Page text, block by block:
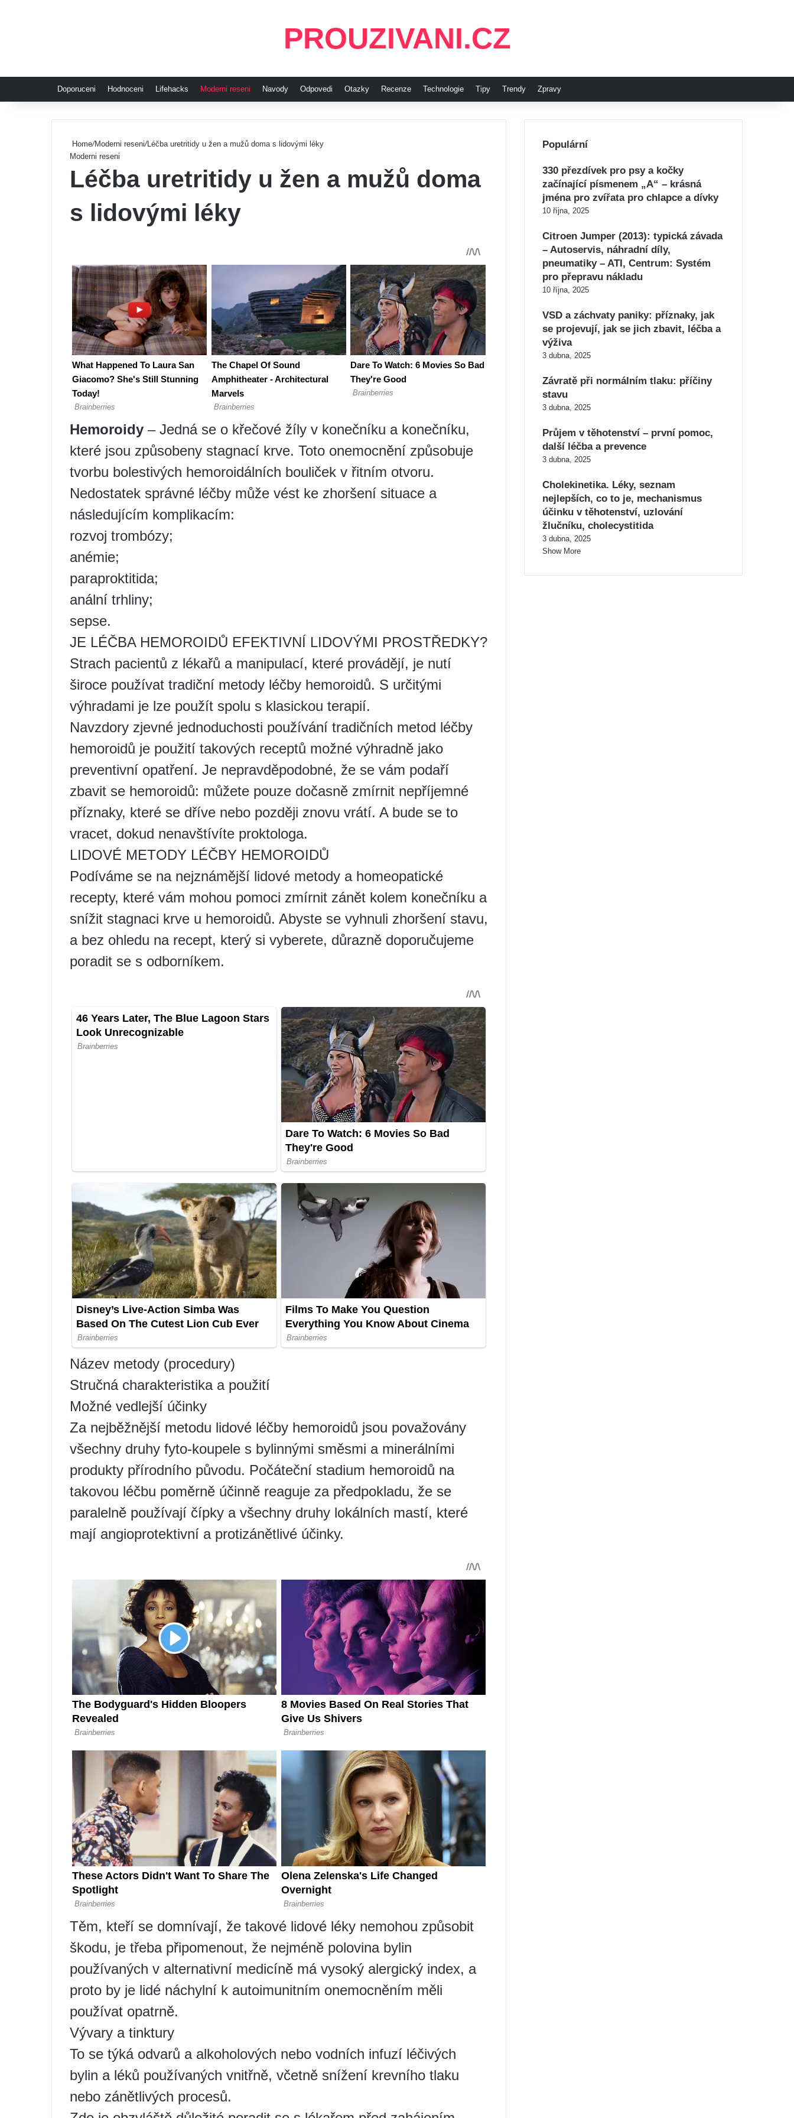
PROUZIVANI.CZ
Doporuceni Hodnoceni Lifehacks Moderni reseni Navody Odpovedi Otazky Recenze Technologie Tipy Trendy Zpravy
Home/Moderni reseni/Léčba uretritidy u žen a mužů doma s lidovými léky
Moderni reseni
Léčba uretritidy u žen a mužů doma
s lidovými léky
Hemoroidy – Jedná se o křečové žíly v konečníku a konečníku,
které jsou způsobeny stagnací krve. Toto onemocnění způsobuje
tvorbu bolestivých hemoroidálních bouliček v řitním otvoru.
Nedostatek správné léčby může vést ke zhoršení situace a
následujícím komplikacím:
rozvoj trombózy;
anémie;
paraproktitida;
anální trhliny;
sepse.
JE LÉČBA HEMOROIDŮ EFEKTIVNÍ LIDOVÝMI PROSTŘEDKY?
Strach pacientů z lékařů a manipulací, které provádějí, je nutí
široce používat tradiční metody léčby hemoroidů. S určitými
výhradami je lze použít spolu s klasickou terapií.
Navzdory zjevné jednoduchosti používání tradičních metod léčby
hemoroidů je použití takových receptů možné výhradně jako
preventivní opatření. Je nepravděpodobné, že se vám podaří
zbavit se hemoroidů: můžete pouze dočasně zmírnit nepříjemné
příznaky, které se dříve nebo později znovu vrátí. A bude se to
vracet, dokud nenavštívíte proktologa.
LIDOVÉ METODY LÉČBY HEMOROIDŮ
Podíváme se na nejznámější lidové metody a homeopatické
recepty, které vám mohou pomoci zmírnit zánět kolem konečníku a
snížit stagnaci krve u hemoroidů. Abyste se vyhnuli zhoršení stavu,
a bez ohledu na recept, který si vyberete, důrazně doporučujeme
poradit se s odborníkem.
Název metody (procedury)
Stručná charakteristika a použití
Možné vedlejší účinky
Za nejběžnější metodu lidové léčby hemoroidů jsou považovány
všechny druhy fyto-koupele s bylinnými směsmi a minerálními
produkty přírodního původu. Počáteční stadium hemoroidů na
takovou léčbu poměrně účinně reaguje za předpokladu, že se
paralelně používají čípky a všechny druhy lokálních mastí, které
mají angioprotektivní a protizánětlivé účinky.
Těm, kteří se domnívají, že takové lidové léky nemohou způsobit
škodu, je třeba připomenout, že nejméně polovina bylin
používaných v alternativní medicíně má vysoký alergický index, a
proto by je lidé náchylní k autoimunitním onemocněním měli
používat opatrně.
Vývary a tinktury
To se týká odvarů a alkoholových nebo vodních infuzí léčivých
bylin a léků používaných vnitřně, včetně snížení krevního tlaku
nebo zánětlivých procesů.
Populární
330 přezdívek pro psy a kočky
začínající písmenem „A“ – krásná
jména pro zvířata pro chlapce a dívky
10 října, 2025
Citroen Jumper (2013): typická závada
– Autoservis, náhradní díly,
pneumatiky – ATI, Centrum: Systém
pro přepravu nákladu
10 října, 2025
VSD a záchvaty paniky: příznaky, jak
se projevují, jak se jich zbavit, léčba a
výživa
3 dubna, 2025
Závratě při normálním tlaku: příčiny
stavu
3 dubna, 2025
Průjem v těhotenství – první pomoc,
další léčba a prevence
3 dubna, 2025
Cholekinetika. Léky, seznam
nejlepších, co to je, mechanismus
účinku v těhotenství, uzlování
žlučníku, cholecystitida
3 dubna, 2025
Show More